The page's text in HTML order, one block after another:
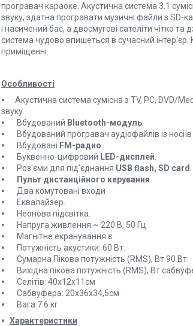
програвач караоке. Акустична система 3.1
звуку, здатна програвати музичні файли з SD-
і насичений бас, а двосмугові сателіти чітко та
система чудово впишеться в сучасний інтер'єр.
приміщенні.
Особливості
Акустична система сумісна з TV, PC, DVD/
звуку.
Вбудований Bluetooth-модуль
Вбудований програвач аудіофайлів із
Вбудовані FM-радио
Буквенно-цифровий LED-дисплей
Роз'єми для під'єднання USB ﬂash, SD card
Пульт дистанційного керування
Два комутовані входи
Еквалайзер.
Неонова підсвітка.
Напруга живлення ~ 220 В, 50 Гц
Магнітне екранування є
Потужність акустики: 60 Вт.
Сумарна Пікова потужність (RMS), Вт 90 Вт.
Вихідна пікова потужність (RMS), Вт
Селітів: 40х12х11см
Сабвуфера: 20х36х34,5см
Вага 7.6 кг
Характеристики